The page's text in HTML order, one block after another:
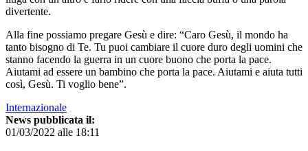
divertente.
Alla fine possiamo pregare Gesù e dire: “Caro Gesù, il mondo ha
tanto bisogno di Te. Tu puoi cambiare il cuore duro degli uomini che
stanno facendo la guerra in un cuore buono che porta la pace.
Aiutami ad essere un bambino che porta la pace. Aiutami e aiuta tutti
così, Gesù. Ti voglio bene”.
Internazionale
News pubblicata il:
01/03/2022 alle 18:11